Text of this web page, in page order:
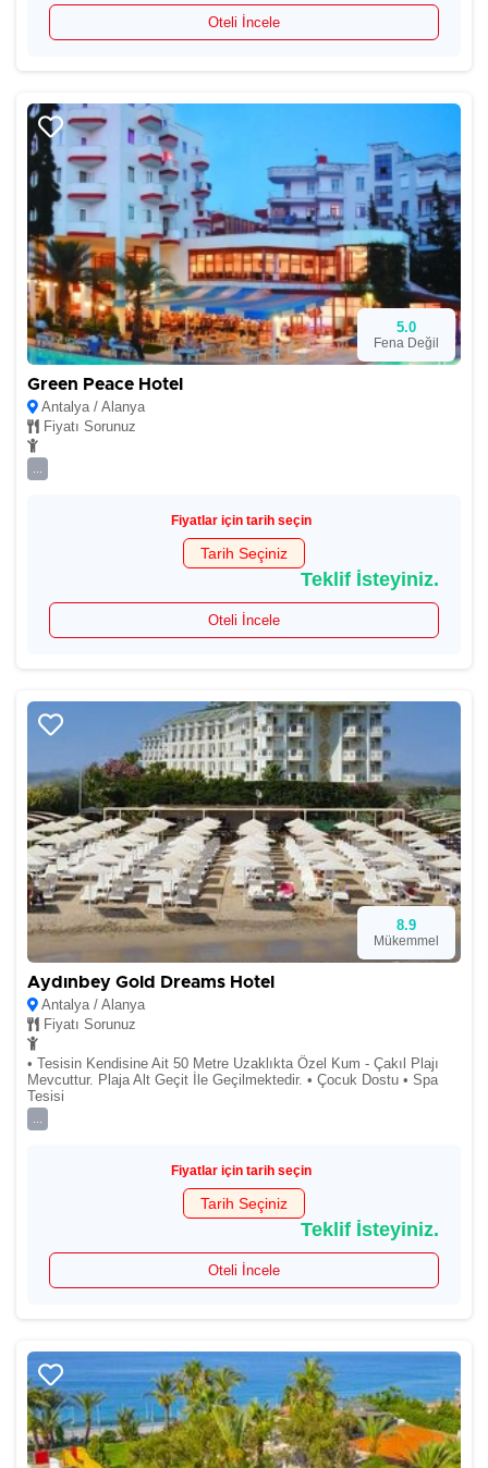
Oteli İncele
5.0
Fena Değil
Green Peace Hotel
Antalya / Alanya
Fiyatı Sorunuz
Fiyatlar için tarih seçin
Tarih Seçiniz
Teklif İsteyiniz.
Oteli İncele
8.9
Mükemmel
Aydınbey Gold Dreams Hotel
Antalya / Alanya
Fiyatı Sorunuz
• Tesisin Kendisine Ait 50 Metre Uzaklıkta Özel Kum - Çakıl Plajı
Mevcuttur. Plaja Alt Geçit İle Geçilmektedir. • Çocuk Dostu • Spa
Tesisi
Fiyatlar için tarih seçin
Tarih Seçiniz
Teklif İsteyiniz.
Oteli İncele